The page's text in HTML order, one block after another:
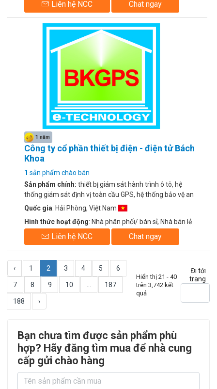
Liên hệ NCC Chat ngay
1 năm
Công ty cổ phần thiết bị điện - điện tử Bách
Khoa
1 sản phẩm chào bán
Sản phẩm chính: thiết bị giám sát hành trình ô tô, hệ
thống giám sát định vị toàn cầu GPS, hệ thống bảo vệ an
ninh, chống trộm không dây
Quốc gia: Hải Phòng, Việt Nam
Hình thức hoạt động: Nhà phân phối/ bán sỉ, Nhà bán lẻ
Liên hệ NCC Chat ngay
‹ 1 2 3 4 5 6
7 8 9 10 187
188 ›
Hiển thị 21 - 40
trên 3,742 kết
quả
Đi tới
trang
Bạn chưa tìm được sản phẩm phù
hợp? Hãy đăng tìm mua để nhà cung
cấp gửi chào hàng